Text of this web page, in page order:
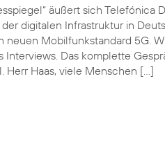
äußert sich Telefónica
digitalen Infrastruktur in
neuen Mobilfunkstandard 5G.
Das komplette
Herr Haas, viele Menschen […]